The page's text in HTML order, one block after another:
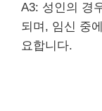
A3: 성인의 경
되며, 임신 중
요합니다.